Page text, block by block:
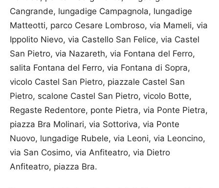
Cangrande, lungadige Campagnola, lungadige
Matteotti, parco Cesare Lombroso, via Mameli, via
Ippolito Nievo, via Castello San Felice, via Castel
San Pietro, via Nazareth, via Fontana del Ferro,
salita Fontana del Ferro, via Fontana di Sopra,
vicolo Castel San Pietro, piazzale Castel San
Pietro, scalone Castel San Pietro, vicolo Botte,
Regaste Redentore, ponte Pietra, via Ponte Pietra,
piazza Bra Molinari, via Sottoriva, via Ponte
Nuovo, lungadige Rubele, via Leoni, via Leoncino,
via San Cosimo, via Anfiteatro, via Dietro
Anfiteatro, piazza Bra.